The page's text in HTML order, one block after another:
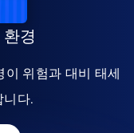
경
위험과 대비 태세
니다.